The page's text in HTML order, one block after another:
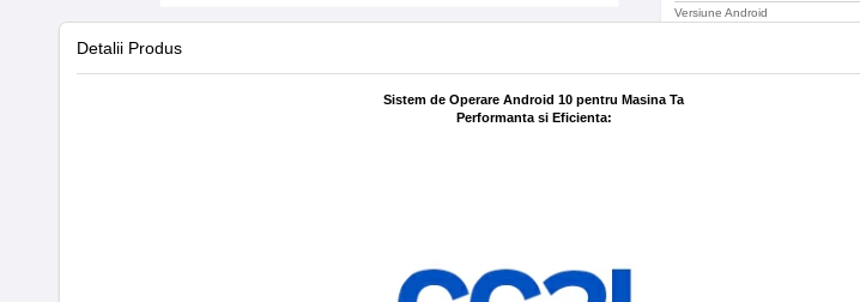
Versiune Android
Time-alignment
Modulul radio accepta functia RDS
Detalii Produs
Sistem de Operare Android 10 pentru Masina Ta
Performanta si Eficienta: